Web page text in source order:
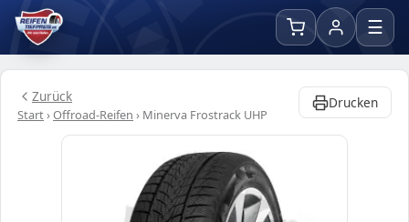
☰
Zurück
Start›Offroad-Reifen › Minerva Frostrack UHP
Drucken